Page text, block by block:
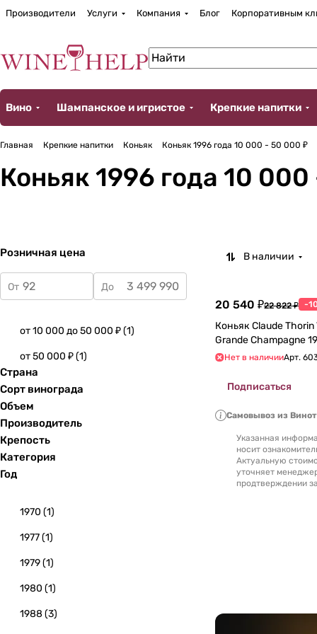
Производители Услуги Компания Блог Корпоративным
Вино Шампанское и игристое Крепкие напитки
Главная Крепкие напитки Коньяк Коньяк 1996 года 10 000 - 50 000 ₽
Коньяк 1996 года 10
Розничная цена
От До
от 10 000 до 50 000 ₽(1)
от 50 000 ₽(1)
Страна
Сорт винограда
Объем
Производитель
Крепость
Категория
Год
1970 (1)
1977(1)
1979(1)
1980 (1)
1988 (3)
В наличии
20 540 ₽22 822 ₽ -
Коньяк Claude Thorin
Grande Champagne
Нет в наличииАрт.
Подписаться
Самовывоз из
Указанная
носит
Актуальную
уточняет
продтверждении